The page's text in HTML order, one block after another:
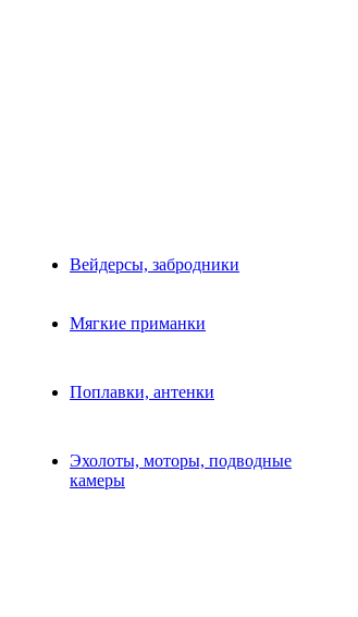
Вейдерсы, забродники
Мягкие приманки
Поплавки, антенки
Эхолоты, моторы, подводные
камеры